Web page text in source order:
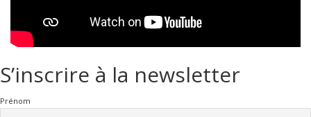
S’inscrire à la newsletter
Prénom